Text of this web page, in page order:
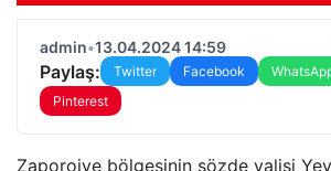
admin•13.04.2024 14:59
Paylaş: Twitter Facebook
Pinterest
Zaporojye bölgesinin sözde valisi